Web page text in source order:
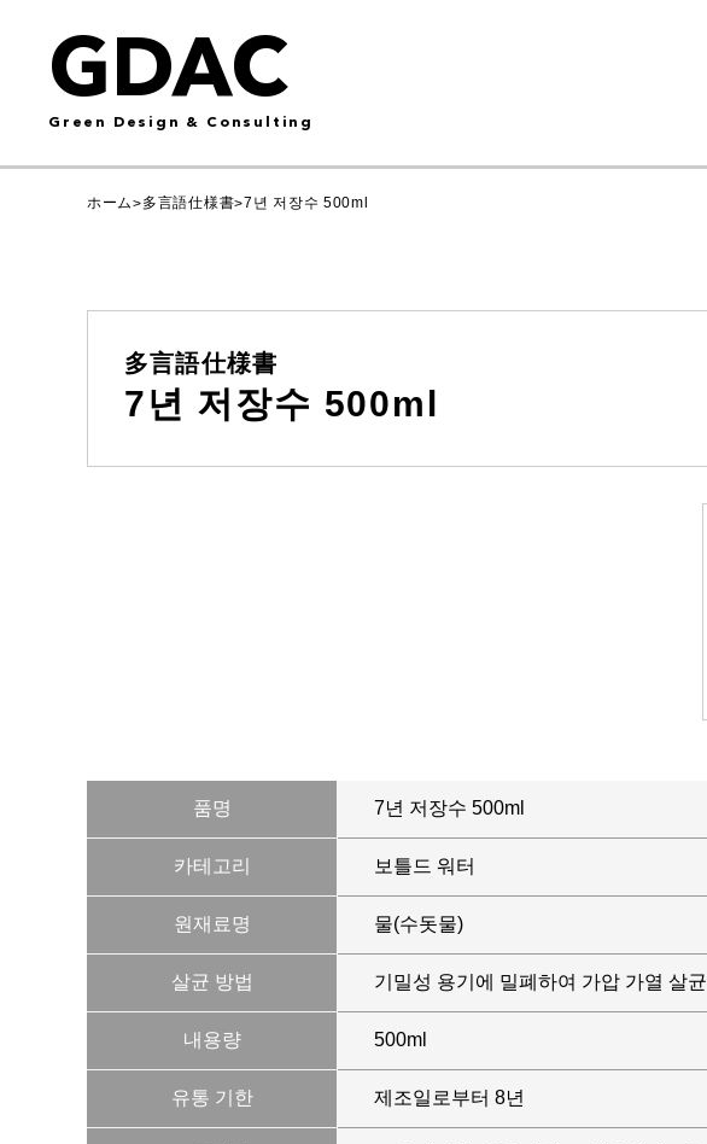
GDAC
Green Design & Consulting
ホーム>多言語仕様書>7년 저장수 500ml
多言語仕様書
7년 저장수 500ml
품명 7년 저장수 500ml
카테고리 보틀드 워터
원재료명 물(수돗물)
살균 방법 기밀성 용기에 밀폐하여 가압 가열 살균
내용량 500ml
유통 기한 제조일로부터 8년